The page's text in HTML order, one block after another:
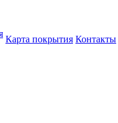
Карта покрытия Контакты